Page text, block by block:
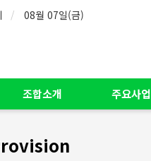
08월 07일(금)
조합소개 주요사업